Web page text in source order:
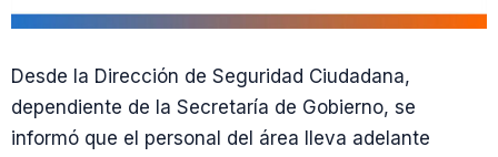
Desde la Dirección de Seguridad Ciudadana,
dependiente de la Secretaría de Gobierno, se
informó que el personal del área lleva adelante